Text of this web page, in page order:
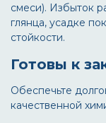
смеси). Избыток
глянца, усадке
стойкости.
Готовы к
Обеспечьте
качественной